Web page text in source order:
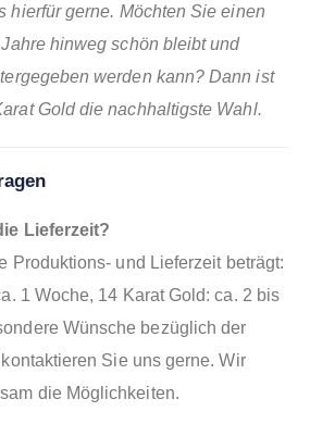
hierfür gerne. Möchten Sie einen
hinweg schön bleibt und
werden kann? Dann ist
Gold die nachhaltigste Wahl.
Lieferzeit?
Produktions- und Lieferzeit beträgt:
1 Woche, 14 Karat Gold: ca. 2 bis
Wünsche bezüglich der
Sie uns gerne. Wir
die Möglichkeiten.